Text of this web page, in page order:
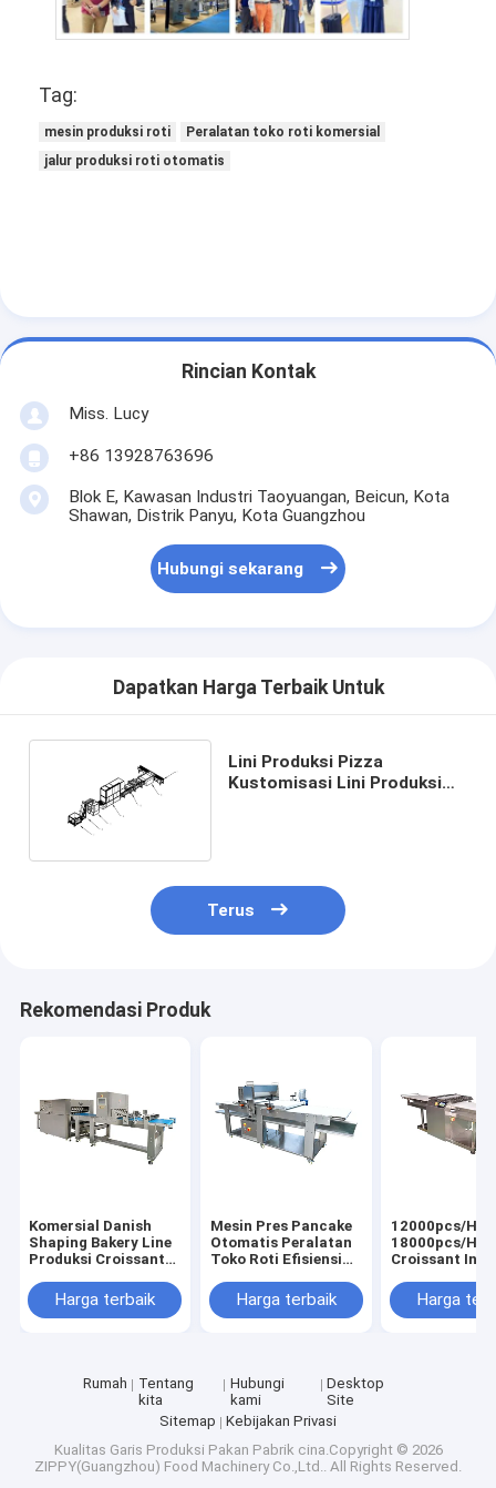
Peralatan Pakan Kecil
Lemari Es Meja Kerja
Pendingin Ledakan
Tag:
mesin produksi roti
Peralatan toko roti komersial
jalur produksi roti otomatis
Rincian Kontak
Miss. Lucy
+86 13928763696
Blok E, Kawasan Industri Taoyuangan, Beicun, Kota
Shawan, Distrik Panyu, Kota Guangzhou
Hubungi sekarang
Dapatkan Harga Terbaik Untuk
Lini Produksi Pizza
Kustomisasi Lini Produksi
Terus
Rekomendasi Produk
Komersial Danish
Shaping Bakery Line
Produksi Croissant
Harga terbaik
Mesin Pres Pancake
Otomatis Peralatan
Toko Roti Efisiensi
Harga terbaik
12000pcs/H–
18000pcs/H
Croissant
Harga
Rumah
Tentang
kita
Hubungi
kami
Desktop
Site
Sitemap
Kebijakan Privasi
Kualitas Garis Produksi Pakan Pabrik cina.Copyright © 2026
ZIPPY(Guangzhou) Food Machinery Co.,Ltd.. All Rights Reserved.